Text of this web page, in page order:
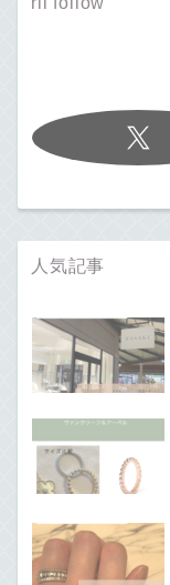
人気記事